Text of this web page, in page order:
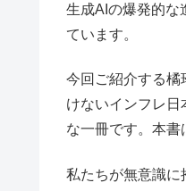
生成AIの爆発的な
ています。
今回ご紹介する橘
けないインフレ
な一冊です。本書
私たちが無意識に